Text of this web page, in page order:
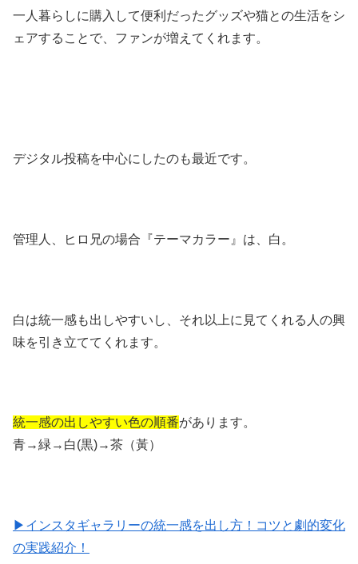
一人暮らしに購入して便利だったグッズや猫との生活をシ
ェアすることで、ファンが増えてくれます。
デジタル投稿を中心にしたのも最近です。
管理人、ヒロ兄の場合『テーマカラー』は、白。
白は統一感も出しやすいし、それ以上に見てくれる人の興
味を引き立ててくれます。
統一感の出しやすい色の順番があります。
青→緑→白(黒)→茶（黃）
▶インスタギャラリーの統一感を出し方！コツと劇的変化
の実践紹介！